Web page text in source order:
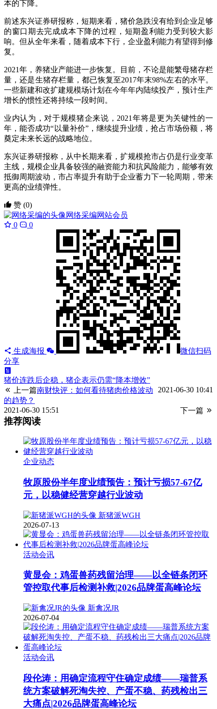
本的下降。
前述东兴证券研报称，短期来看，猪价急跌没有给到企业足够
的窗口期去完成成本下降的过程，短期盈利能力受到较大影
响。但从全年来看，随着成本下行，企业盈利能力有望得到修
复。
2021年，养猪业产能进一步恢复。目前，不论是能繁母猪存栏
量，还是生猪存栏量，都已恢复至2017年末98%左右的水平。
一些新建和改扩建规模场计划在今年年内陆续投产，预计生产
增长的惯性还将持续一段时间。
业内认为，对于规模猪企来说，2021年将是更为关键性的一
年，能否成功“以量补价”，继续提升业绩，抢占市场份额，将
奠定未来长远的战略地位。
东兴证券研报称，从中长期来看，扩规模抢市占仍是行业变革
主线，规模企业具备较强的融资能力和抗风险能力，能够有效
抵御周期波动，市占率提升有助于企业蓄力下一轮周期，带来
更高的业绩弹性。
赞 (0)
网络采编网站会员
0
0
生成海报
微信扫码
分享
猪价连跌后企稳，猪企表示仍需“降本增效”
上一篇
2021-06-30 10:41
南财快评：如何看待猪肉价格波动
的趋势？
下一篇
2021-06-30 15:51
推荐阅读
企业动态
牧原股份半年度业绩预告：预计亏损57-67亿
元，以稳健经营穿越行业波动
新猪派WGH
2026-07-13
活动会讯
黄显会：鸡蛋兽药残留治理——以全链条闭环
管控取代事后检测补救|2026品牌蛋高峰论坛
新禽况JR
2026-07-04
活动会讯
段伦涛：用确定流程守住确定成绩——瑞普系
统方案破解死淘失控、产蛋不稳、药残检出三
大痛点|2026品牌蛋高峰论坛